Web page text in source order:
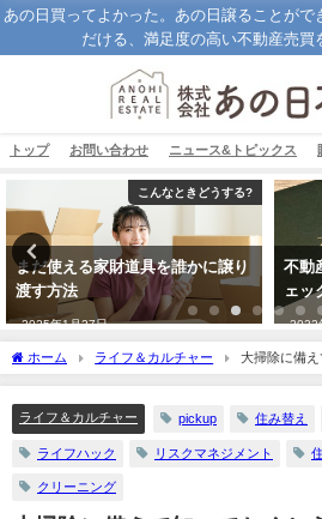
あの日買ってよかった。あの日譲ることがで
だける、満足度の高い不動産売買
トップ お問い合わせ ニュース&トピックス
こんなときどうする?
まだ使える家財道具を誰かに譲り
渡す方法
2025年1月27日
不動
ェッ
2022
ホーム ライフ＆カルチャー
大掃除に備え
選
ライフ＆カルチャー pickup 住み替え
ライフハック リスクマネジメント
クリーニング